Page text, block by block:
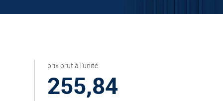
prix brut à l'unité
255,84